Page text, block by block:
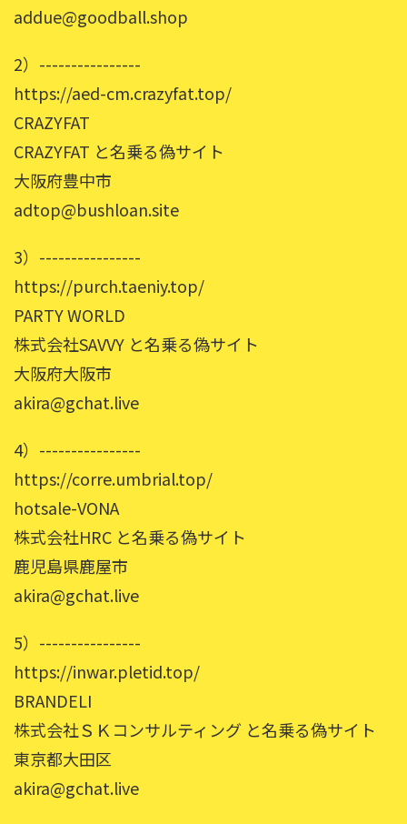
addue@goodball.shop
2）----------------
https://aed-cm.crazyfat.top/
CRAZYFAT
CRAZYFAT と名乗る偽サイト
大阪府豊中市
adtop@bushloan.site
3）----------------
https://purch.taeniy.top/
PARTY WORLD
株式会社SAVVY と名乗る偽サイト
大阪府大阪市
akira@gchat.live
4）----------------
https://corre.umbrial.top/
hotsale-VONA
株式会社HRC と名乗る偽サイト
鹿児島県鹿屋市
akira@gchat.live
5）----------------
https://inwar.pletid.top/
BRANDELI
株式会社ＳＫコンサルティング と名乗る偽サイト
東京都大田区
akira@gchat.live